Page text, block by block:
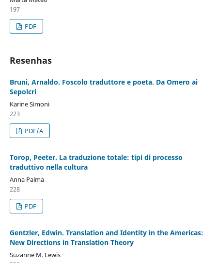
197
PDF
Resenhas
Bruni, Arnaldo. Foscolo traduttore e poeta. Da Omero ai
Sepolcri
Karine Simoni
223
PDF/A
Torop, Peeter. La traduzione totale: tipi di processo
traduttivo nella cultura
Anna Palma
228
PDF
Gentzler, Edwin. Translation and Identity in the Americas:
New Directions in Translation Theory
Suzanne M. Lewis